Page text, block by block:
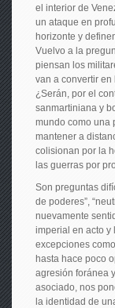
el interior de
un ataque en
horizonte y
Vuelvo a la
piensan los
van a convertir
¿Serán, por el
sanmartiniana y
mundo como una
mantener a
colisionan por la
las guerras por
Son preguntas
de poderes”,
nuevamente
imperial en acto y
excepciones
hasta hace poco
agresión foránea
asociado, nos
la identidad de